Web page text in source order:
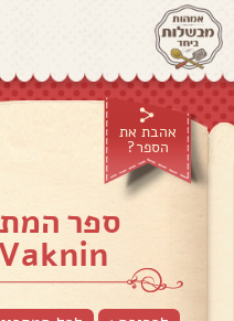
אהבת את
הספר?
ספר